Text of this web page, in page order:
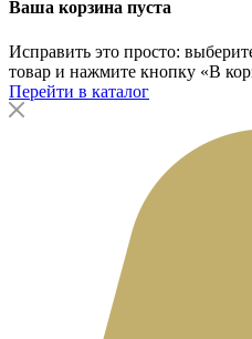
Ваша корзина пуста
Исправить это просто:
товар и нажмите кнопку «В
Перейти в каталог